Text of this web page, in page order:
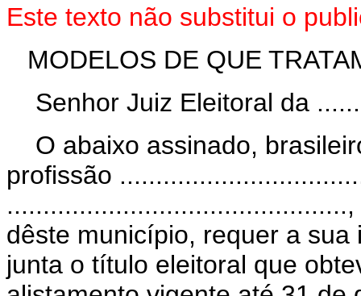
Este texto não substitui o
MODELOS DE QUE
Senhor Juiz Eleitoral da
O abaixo assinado,
profissão
dêste município, requer a
junta o título eleitoral que